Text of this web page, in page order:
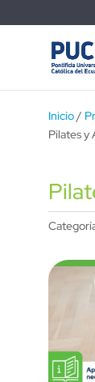
Inicio/
Pilates y